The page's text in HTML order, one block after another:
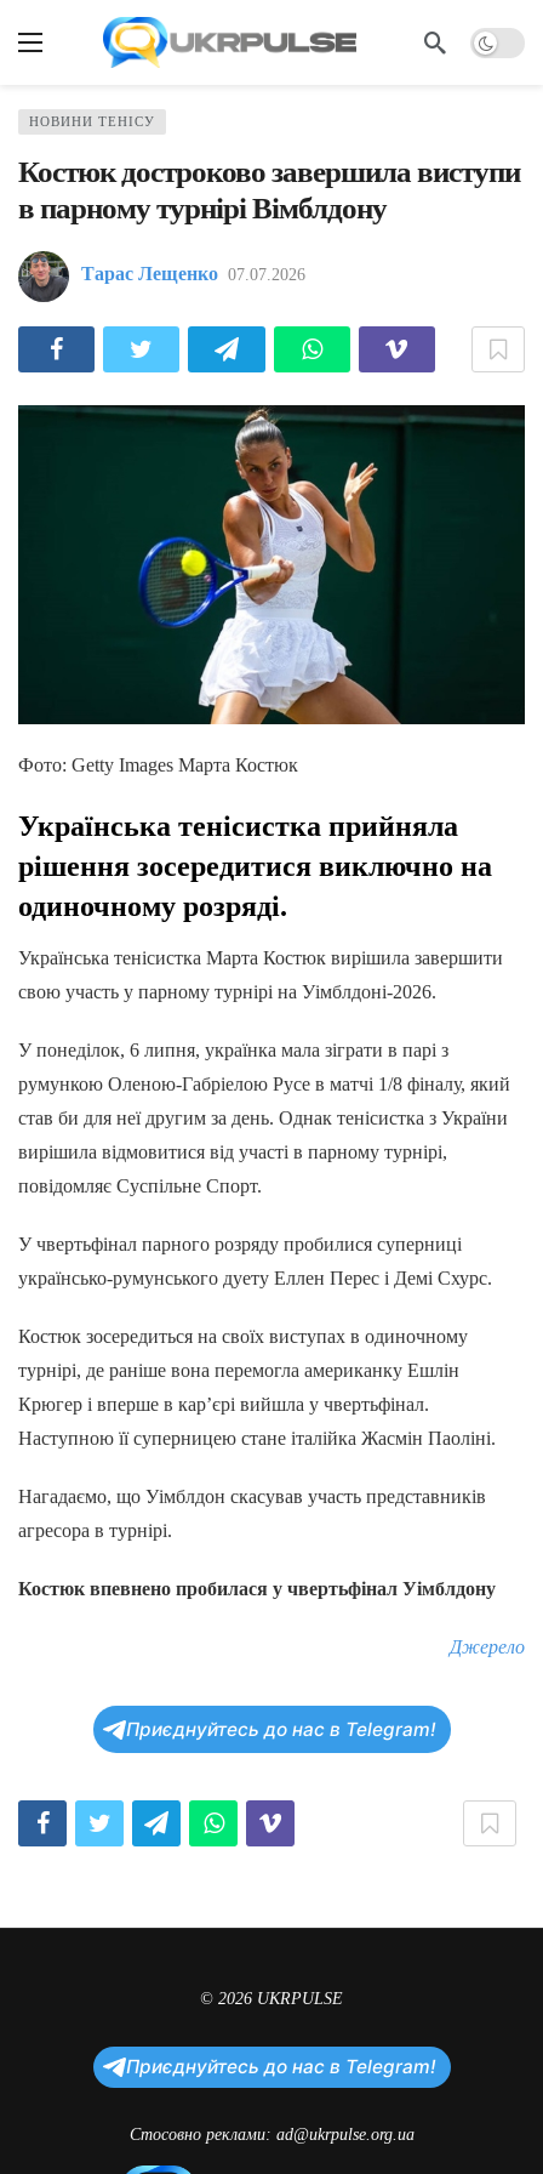
НОВИНИ ТЕНІСУ
Костюк достроково завершила виступи
в парному турнірі Вімблдону
Тарас Лещенко 07.07.2026
Фото: Getty Images Марта Костюк
Українська тенісистка прийняла
рішення зосередитися виключно на
одиночному розряді.
Українська тенісистка Марта Костюк вирішила завершити
свою участь у парному турнірі на Уімблдоні-2026.
У понеділок, 6 липня, українка мала зіграти в парі з
румункою Оленою-Габріелою Русе в матчі 1/8 фіналу, який
став би для неї другим за день. Однак тенісистка з України
вирішила відмовитися від участі в парному турнірі,
повідомляє Суспільне Спорт.
У чвертьфінал парного розряду пробилися суперниці
українсько-румунського дуету Еллен Перес і Демі Схурс.
Костюк зосередиться на своїх виступах в одиночному
турнірі, де раніше вона перемогла американку Ешлін
Крюгер і вперше в кар’єрі вийшла у чвертьфінал.
Наступною її суперницею стане італійка Жасмін Паоліні.
Нагадаємо, що Уімблдон скасував участь представників
агресора в турнірі.
Костюк впевнено пробилася у чвертьфінал Уімблдону
Джерело
Приєднуйтесь до нас в Telegram!
© 2026 UKRPULSE
Приєднуйтесь до нас в Telegram!
Стосовно реклами: ad@ukrpulse.org.ua